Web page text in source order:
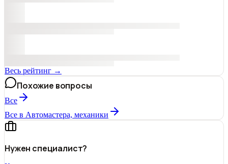
Весь рейтинг →
Похожие вопросы
Все
Все в Автомастера, механики
Нужен специалист?